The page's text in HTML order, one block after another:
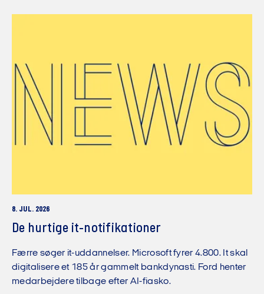
8. JUL. 2026
De hurtige it-notifikationer
Færre søger it-uddannelser. Microsoft fyrer 4.800. It skal
digitalisere et 185 år gammelt bankdynasti. Ford henter
medarbejdere tilbage efter AI-fiasko.